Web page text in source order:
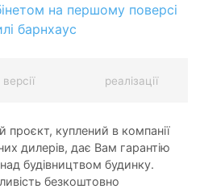
на першому поверсі
барнхаус
версії реалізації
проєкт, куплений в компанії
дилерів, дає Вам гарантію
над будівництвом будинку.
безкоштовно